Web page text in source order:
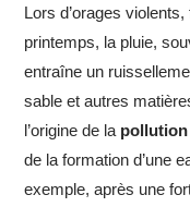
Lors d’orages
printemps, la pluie,
entraîne un
sable et autres
l’origine de la pollution
de la formation d’une
exemple, après une